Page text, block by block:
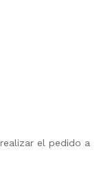
el pedido a